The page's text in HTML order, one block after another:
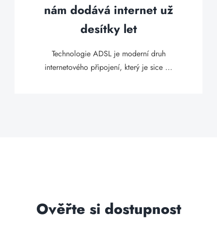
nám dodává internet už
desítky let
Technologie ADSL je moderní druh
internetového připojení, který je sice ...
Ověřte si dostupnost